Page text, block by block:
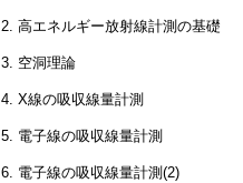
2. 高エネルギー放射線計測の基礎
3. 空洞理論
4. X線の吸収線量計測
5. 電子線の吸収線量計測
6. 電子線の吸収線量計測(2)